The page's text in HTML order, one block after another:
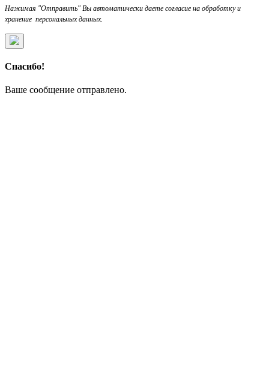
Нажимая "Отправить" Вы автоматически даете согласие на обработку и
хранение персональных данных.
Спасибо!
Ваше сообщение отправлено.